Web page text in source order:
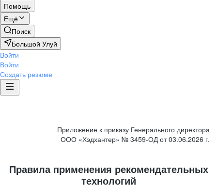
Помощь
Ещё
Поиск
Большой Улуй
Войти
Войти
Создать резюме
Приложение к приказу Генерального директора
ООО «Хэдхантер» № 3459-ОД от 03.06.2026 г.
Правила применения рекомендательных
технологий